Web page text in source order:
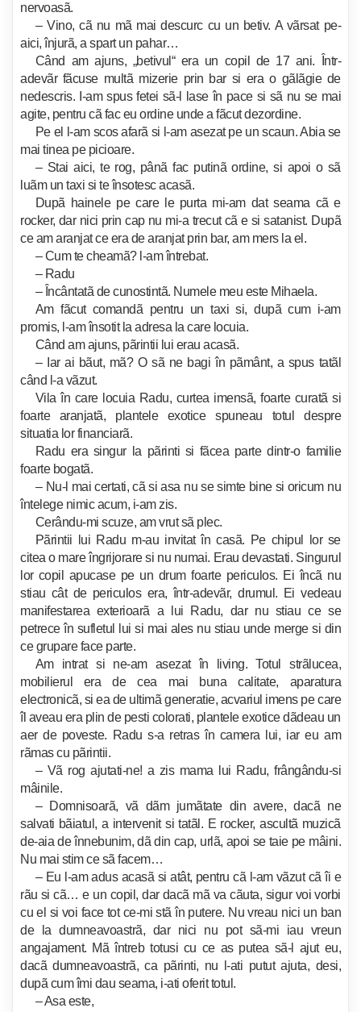
nervoasã.
– Vino, cã nu mã mai descurc cu un betiv. A vãrsat pe-
aici, înjurã, a spart un pahar…
Când am ajuns, „betivul“ era un copil de 17 ani. În­tr-
adevãr fãcuse multã mizerie prin bar si era o gãlãgie de
nedescris. I-am spus fetei sã-l lase în pace si sã nu se mai
agite, pentru cã fac eu ordine unde a fãcut dezordine.
Pe el l-am scos afarã si l-am asezat pe un scaun. Abia se
mai tinea pe picioare.
– Stai aici, te rog, pânã fac putinã ordine, si apoi o sã
luãm un taxi si te însotesc acasã.
Dupã hainele pe care le purta mi-am dat seama cã e
rocker, dar nici prin cap nu mi-a trecut cã e si satanist. Dupã
ce am aranjat ce era de aranjat prin bar, am mers la el.
– Cum te cheamã? l-am întrebat.
– Radu
– Încântatã de cunostintã. Numele meu este Mihaela.
Am fãcut comandã pentru un taxi si, dupã cum i-am
promis, l-am însotit la adresa la care locuia.
Când am ajuns, pãrintii lui erau acasã.
– Iar ai bãut, mã? O sã ne bagi în pãmânt, a spus tatãl
când l-a vãzut.
Vila în care locuia Radu, curtea imensã, foarte curatã si
foarte aranjatã, plantele exotice spuneau totul despre
situatia lor financiarã.
Radu era singur la pãrinti si fãcea parte dintr-o familie
foarte bogatã.
– Nu-l mai certati, cã si asa nu se simte bine si oricum nu
întelege nimic acum, i-am zis.
Cerându-mi scuze, am vrut sã plec.
Pãrintii lui Radu m-au invitat în casã. Pe chipul lor se
citea o mare îngrijorare si nu numai. Erau devastati. Singurul
lor copil apucase pe un drum foarte periculos. Ei încã nu
stiau cât de periculos era, într-adevãr, drumul. Ei vedeau
manifestarea exterioarã a lui Radu, dar nu stiau ce se
petrece în sufletul lui si mai ales nu stiau unde merge si din
ce grupare face parte.
Am intrat si ne-am asezat în living. Totul strãlucea,
mobilierul era de cea mai buna calitate, aparatura
electronicã, si ea de ultimã generatie, acvariul imens pe care
îl aveau era plin de pesti colorati, plantele exotice dãdeau un
aer de poveste. Radu s-a retras în camera lui, iar eu am
rãmas cu pãrintii.
– Vã rog ajutati-ne! a zis mama lui Radu, frângându-si
mâinile.
– Domnisoarã, vã dãm jumãtate din avere, dacã ne
salvati bãiatul, a intervenit si tatãl. E rocker, ascultã mu­zicã
de-aia de înnebunim, dã din cap, urlã, apoi se taie pe mâini.
Nu mai stim ce sã facem…
– Eu l-am adus acasã si atât, pentru cã l-am vãzut cã îi e
rãu si cã… e un copil, dar dacã mã va cãuta, sigur voi vorbi
cu el si voi face tot ce-mi stã în putere. Nu vreau nici un ban
de la dumneavoastrã, dar nici nu pot sã-mi iau vreun
angajament. Mã întreb totusi cu ce as putea sã-l ajut eu,
dacã dumneavoastrã, ca pãrinti, nu l-ati putut ajuta, desi,
dupã cum îmi dau seama, i-ati oferit totul.
– Asa este,